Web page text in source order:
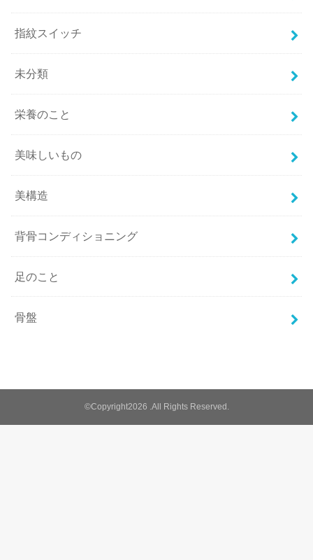
指紋スイッチ
未分類
栄養のこと
美味しいもの
美構造
背骨コンディショニング
足のこと
骨盤
©Copyright2026 .All Rights Reserved.